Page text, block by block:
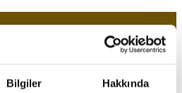
Bilgiler Hakkında